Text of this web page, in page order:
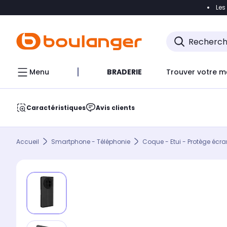
Accéder
Menu BRADERIE Trouver votre
Caractéristiques Avis clients
Accueil Smartphone - Téléphonie Coque - Etui - Protège